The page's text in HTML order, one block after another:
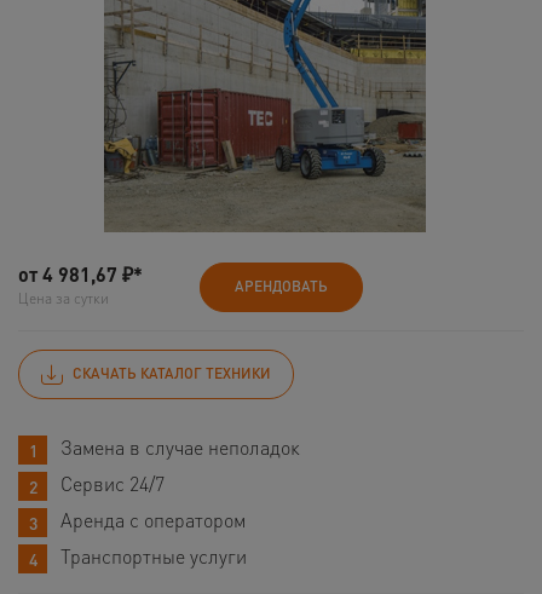
от4 981,67 ₽*
Цена за сутки
АРЕНДОВАТЬ
СКАЧАТЬ КАТАЛОГ ТЕХНИКИ
Замена в случае неполадок
Сервис 24/7
Аренда с оператором
Транспортные услуги